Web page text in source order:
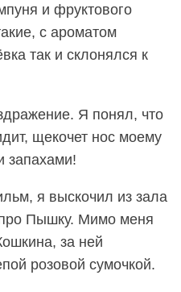
и фруктового
с ароматом
так и склонялся к
Я понял, что
щекочет нос моему
запахами!
я выскочил из зала
Пышку. Мимо меня
за ней
розовой сумочкой.